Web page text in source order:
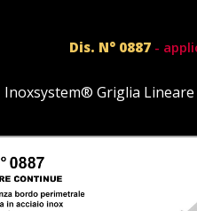
Dis. N° 0887 -
Inoxsystem® Griglia Lineare